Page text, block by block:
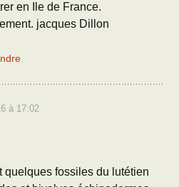
en Ile de France.
jacques Dillon
à 17:02
quelques fossiles du lutétien